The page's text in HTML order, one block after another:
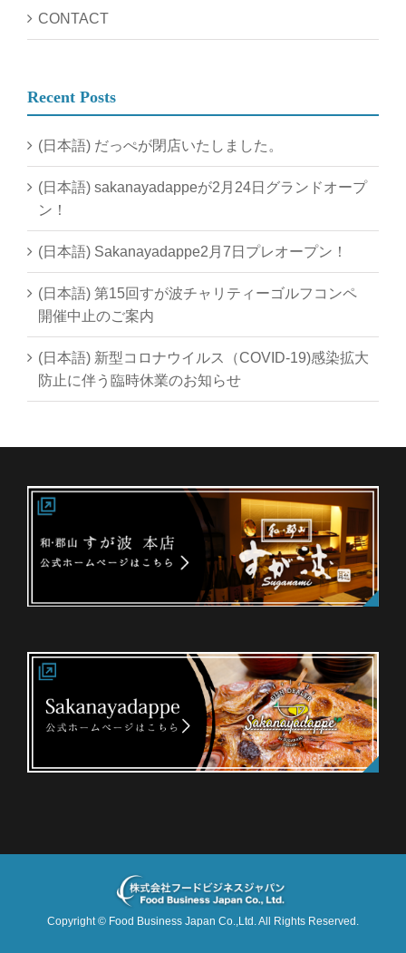
CONTACT
Recent Posts
(日本語) だっぺが閉店いたしました。
(日本語) sakanayadappeが2月24日グランドオープ
ン！
(日本語) Sakanayadappe2月7日プレオープン！
(日本語) 第15回すが波チャリティーゴルフコンペ
開催中止のご案内
(日本語) 新型コロナウイルス（COVID-19)感染拡大
防止に伴う臨時休業のお知らせ
Copyright © Food Business Japan Co.,Ltd.All Rights Reserved.